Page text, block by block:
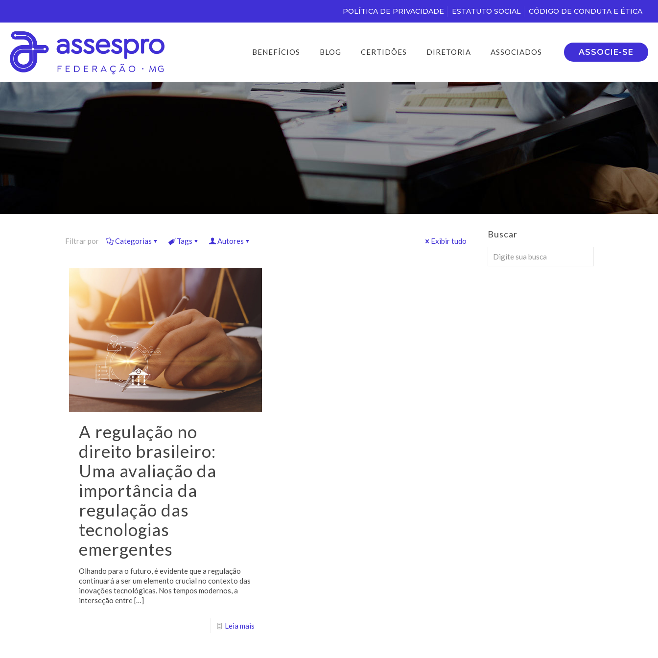
POLÍTICA DE PRIVACIDADE ESTATUTO SOCIAL CÓDIGO DE CONDUTA E ÉTICA
BENEFÍCIOS BLOG CERTIDÕES DIRETORIA ASSOCIADOS ASSOCIE-SE
Filtrar por Categorias Tags Autores Exibir tudo
A regulação no
direito brasileiro:
Uma avaliação da
importância da
regulação das
tecnologias
emergentes
Olhando para o futuro, é evidente que a regulação
continuará a ser um elemento crucial no contexto das
inovações tecnológicas. Nos tempos modernos, a
interseção entre[…]
Leia mais
Buscar